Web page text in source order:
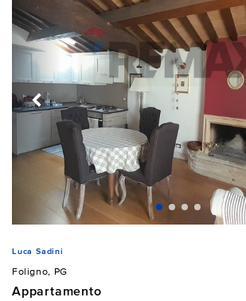
Luca Sadini
Foligno, PG
Appartamento